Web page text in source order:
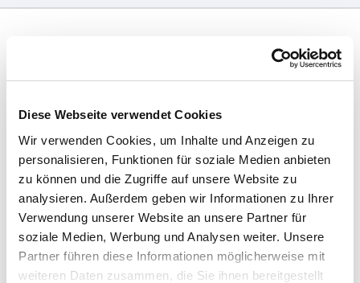
Diese Webseite verwendet Cookies
Wir verwenden Cookies, um Inhalte und Anzeigen zu
personalisieren, Funktionen für soziale Medien anbieten
zu können und die Zugriffe auf unsere Website zu
analysieren. Außerdem geben wir Informationen zu Ihrer
Verwendung unserer Website an unsere Partner für
soziale Medien, Werbung und Analysen weiter. Unsere
Partner führen diese Informationen möglicherweise mit
weiteren Daten zusammen, die Sie ihnen bereitgestellt
Hälfte der Befragten (52 Prozent) „eher nicht“ oder „auf keinen
Fall“ für strengere Maßnahmen.
Umfrage: Mehrheit gegen strengere Corona-Maßnahmen | PULS
24
Beitragsnavigation
Mehrheit stimmt gegen Corona-
Maßnahmen
Bundespräsidentenwahl